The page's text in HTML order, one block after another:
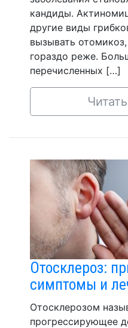
кандиды.
другие виды
вызывать
гораздо реже.
перечисленных […]
Отосклероз:
симптомы и
Отосклерозом
прогрессирующее